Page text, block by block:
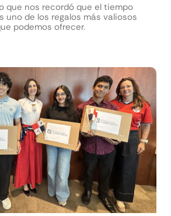
que nos recordó que el tiempo
uno de los regalos más valiosos
podemos ofrecer.